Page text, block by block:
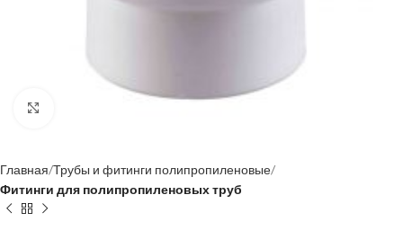
Главная Трубы и фитинги полипропиленовые
Фитинги для полипропиленовых труб